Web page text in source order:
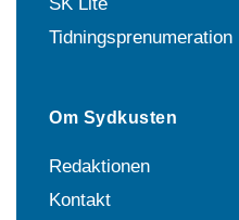
Tidningsprenumeration
Om Sydkusten
Redaktionen
Kontakt